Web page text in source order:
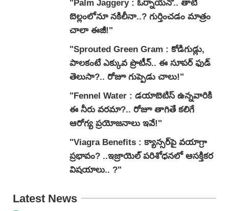
"Palm Jaggery : ఓర్నాయనో.. తాటి
బెల్లంలోనూ నకిలీనా..? గుర్తించడం మాత్రం
చాలా ఈజీ!"
"Sprouted Green Gram : కోడిగుడ్లు,
పాలకంటే ఎక్కువ ప్రొటీన్.. ఈ సూపర్ ఫుడ్
తెలుసా?.. రోజూ గుప్పెడు చాలు!"
"Fennel Water : డయాబెటిస్ ఉన్నవారికి
ఈ నీరు వరమా?.. రోజూ తాగితే కలిగే
ఆరోగ్య ప్రయోజనాలు ఇవే!"
"Viagra Benefits : క్యాన్సర్‌పై వయాగ్రా
ప్రభావం? ..ఇజ్రాయెల్ పరిశోధనలో ఆసక్తికర
విషయాలు.. ?"
Latest News